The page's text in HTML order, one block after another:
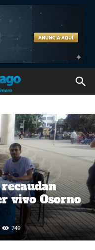
recaudan
vivo Osorno
749